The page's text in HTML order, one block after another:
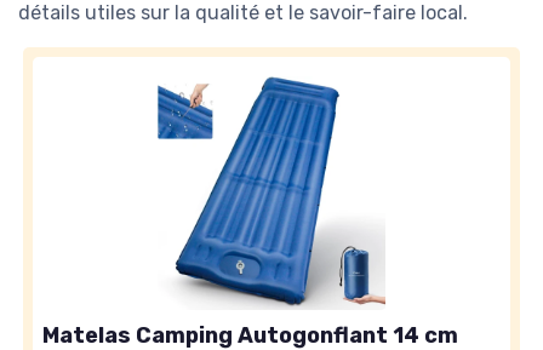
détails utiles sur la qualité et le savoir-faire local.
Matelas Camping Autogonflant 14 cm